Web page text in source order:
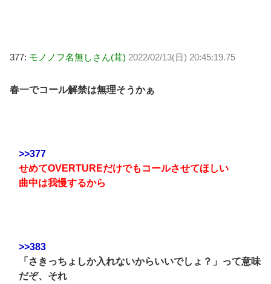
377: モノノフ名無しさん(茸) 2022/02/13(日) 20:45:19.75
春一でコール解禁は無理そうかぁ
>>377
せめてOVERTUREだけでもコールさせてほしい
曲中は我慢するから
>>383
「さきっちょしか入れないからいいでしょ？」って意味
だぞ、それ